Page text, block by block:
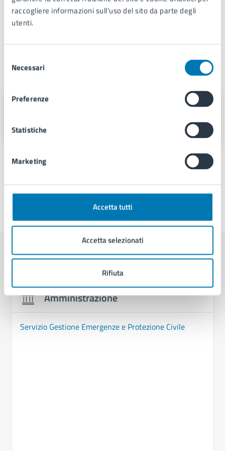
raccogliere informazioni sull'uso del sito da parte degli
utenti.
delNecessari
Preferenze
Statistiche
Marketing
Accetta tutti
Accetta selezionati
Rifiuta
A cura di
Servizio Stampa e Web TV
Piazza Municipio 22, 80133
06/11/2025, 14:47
Contenuti correlati
Amministrazione
Servizio Gestione Emergenze e Protezione Civile